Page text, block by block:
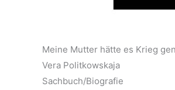
Meine Mutter hätte es Krieg
Vera Politkowskaja
Sachbuch/Biografie